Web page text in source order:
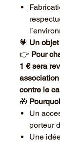
💗 Un
👉 Pour
1 € sera
contre le
🎁
Un
porteur
Une